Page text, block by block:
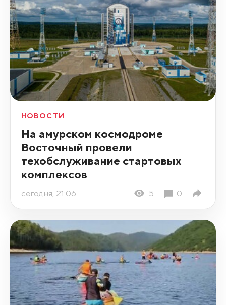
НОВОСТИ
На амурском космодроме
Восточный провели
техобслуживание стартовых
комплексов
сегодня, 21:06 5 0